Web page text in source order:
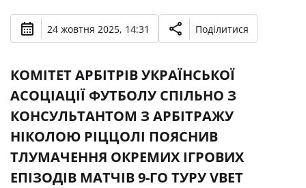
24 жовтня 2025, 14:31 Поділитися
КОМІТЕТ АРБІТРІВ УКРАЇНСЬКОЇ
АСОЦІАЦІЇ ФУТБОЛУ СПІЛЬНО З
КОНСУЛЬТАНТОМ З АРБІТРАЖУ
НІКОЛОЮ РІЦЦОЛІ ПОЯСНИВ
ТЛУМАЧЕННЯ ОКРЕМИХ ІГРОВИХ
ЕПІЗОДІВ МАТЧІВ 9-ГО ТУРУ VBET